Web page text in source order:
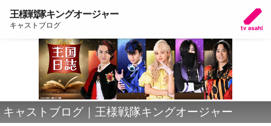
王様戦隊キングオージャー
キャストブログ
キャストブログ｜王様戦隊キングオージャー